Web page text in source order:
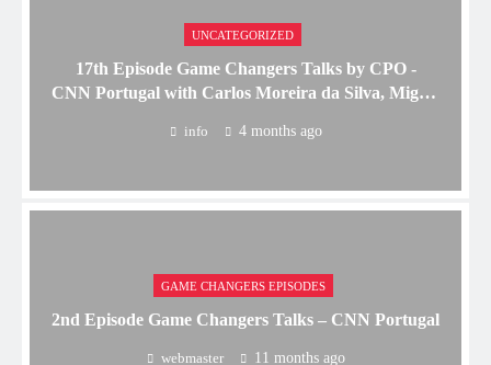
UNCATEGORIZED
17th Episode Game Changers Talks by CPO -
CNN Portugal with Carlos Moreira da Silva, Miguel
info 4 months ago
GAME CHANGERS EPISODES
2nd Episode Game Changers Talks – CNN Portugal
webmaster 11 months ago